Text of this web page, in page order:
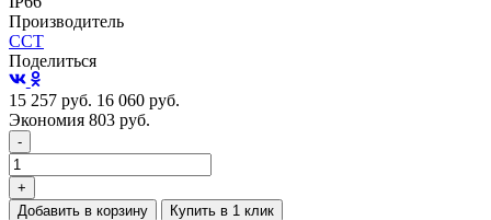
Производитель
ССТ
Поделиться
15 257 руб. 16 060 руб.
Экономия 803 руб.
-
+
Добавить в корзину
Купить в 1 клик